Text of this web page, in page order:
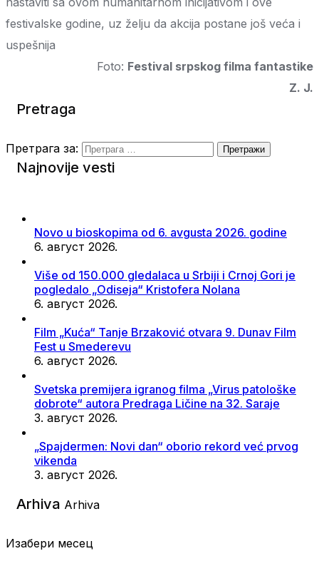
festivalske godine, uz želju da akcija postane još veća i
uspešnija
Foto: Festival srpskog filma fantastike
Z. J.
Pretraga
Претрага за:
Najnovije vesti
Novo u bioskopima od 6. avgusta 2026. godine
6. август 2026.
Više od 150.000 gledalaca u Srbiji i Crnoj Gori je
pogledalo „Odiseja“ Kristofera Nolana
6. август 2026.
Film „Kuća“ Tanje Brzaković otvara 9. Dunav Film
Fest u Smederevu
6. август 2026.
Svetska premijera igranog filma „Virus patološke
dobrote“ autora Predraga Ličine na 32. Saraje
3. август 2026.
„Spajdermen: Novi dan“ oborio rekord već prvog
vikenda
3. август 2026.
Arhiva Arhiva
Изабери месец